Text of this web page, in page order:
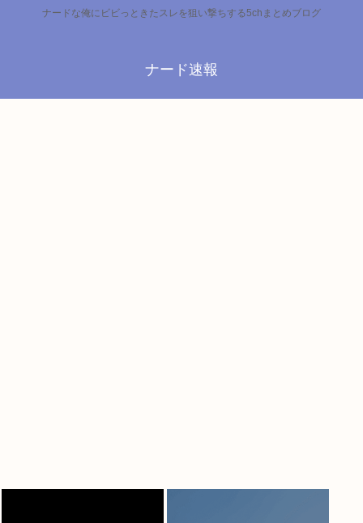
ナードな俺にビビっときたスレを狙い撃ちする5chまとめブログ
ナード速報